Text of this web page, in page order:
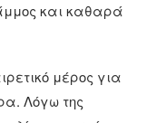
και καθαρά
μέρος για
Λόγω της